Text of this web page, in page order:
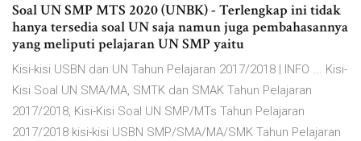
Soal UN SMP MTS 2020 (UNBK) - Terlengkap ini tidak
hanya tersedia soal UN saja namun juga pembahasannya
yang meliputi pelajaran UN SMP yaitu
Kisi-kisi USBN dan UN Tahun Pelajaran 2017/2018 | INFO ... Kisi-
Kisi Soal UN SMA/MA, SMTK dan SMAK Tahun Pelajaran
2017/2018, Kisi-Kisi Soal UN SMP/MTs Tahun Pelajaran
2017/2018 kisi-kisi USBN SMP/SMA/MA/SMK Tahun Pelajaran